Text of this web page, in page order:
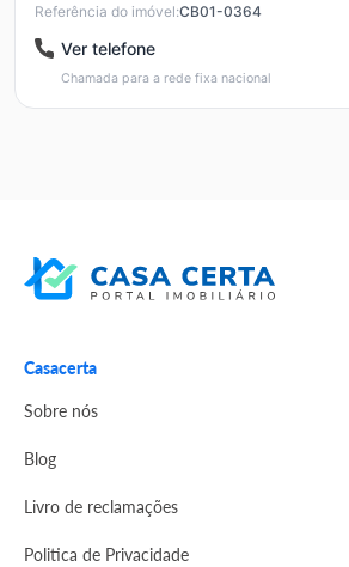
Referência do imóvel:CB01-0364
Ver telefone
Chamada para a rede fixa nacional
Casacerta
Sobre nós
Blog
Livro de reclamações
Politica de Privacidade